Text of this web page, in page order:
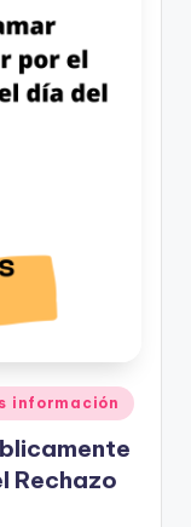
información
Rechazo